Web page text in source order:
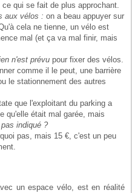
qui se fait de plus approchant.
aux vélos : on a beau appuyer sur
cela ne tienne, un vélo est
mal (et ça va mal finir, mais
n'est prévupour fixer des vélos.
comme il le peut, une barrière
le stationnement des autres
que l'exploitant du parking a
qu'elle était mal garée, mais
pas indiqué ?
pas, mais 15 €, c'est un peu
un espace vélo, est en réalité